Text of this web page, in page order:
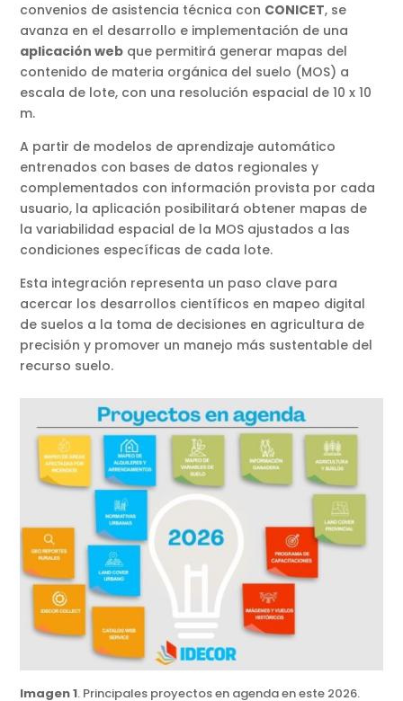
convenios de asistencia técnica con CONICET, se
avanza en el desarrollo e implementación de una
aplicación web que permitirá generar mapas del
contenido de materia orgánica del suelo (MOS) a
escala de lote, con una resolución espacial de 10 x 10
m.
A partir de modelos de aprendizaje automático
entrenados con bases de datos regionales y
complementados con información provista por cada
usuario, la aplicación posibilitará obtener mapas de
la variabilidad espacial de la MOS ajustados a las
condiciones específicas de cada lote.
Esta integración representa un paso clave para
acercar los desarrollos científicos en mapeo digital
de suelos a la toma de decisiones en agricultura de
precisión y promover un manejo más sustentable del
recurso suelo.
Imagen 1. Principales proyectos en agenda en este 2026.